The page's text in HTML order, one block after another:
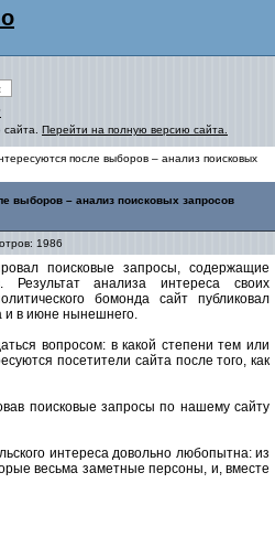
Перейти на полную версию сайта.
после выборов – анализ поисковых
выборов – анализ поисковых запросов
1986
поисковые запросы, содержащие
Результат анализа интереса своих
бомонда сайт публиковал
и в июне нынешнего.
вопросом: в какой степени тем или
посетители сайта после того, как
поисковые запросы по нашему сайту
интереса довольно любопытна: из
весьма заметные персоны, и, вместе